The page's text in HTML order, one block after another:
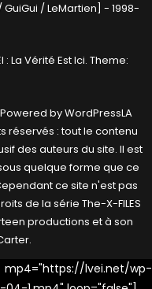
/ LeMartien] - 1998-
: La Vérité Est Ici. Theme:
byWordPressLA
réservés : tout le contenu
des auteurs du site. Il est
quelque forme que ce
ce site n'est pas
de la série The-X-FILES
productions et à son
lvei.net/wp-